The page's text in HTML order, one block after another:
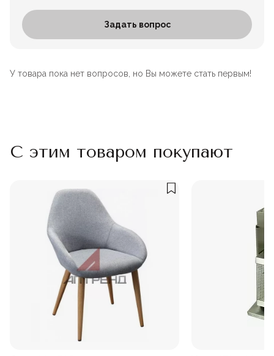
Задать вопрос
У товара пока нет вопросов, но Вы можете стать первым!
С этим товаром покупают